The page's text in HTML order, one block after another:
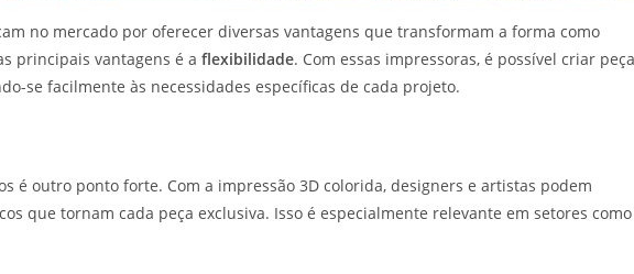
no mercado por oferecer diversas vantagens que transformam a forma como
principais vantagens é a flexibilidade. Com essas impressoras, é possível criar
se facilmente às necessidades específicas de cada projeto.
é outro ponto forte. Com a impressão 3D colorida, designers e artistas podem
que tornam cada peça exclusiva. Isso é especialmente relevante em setores como